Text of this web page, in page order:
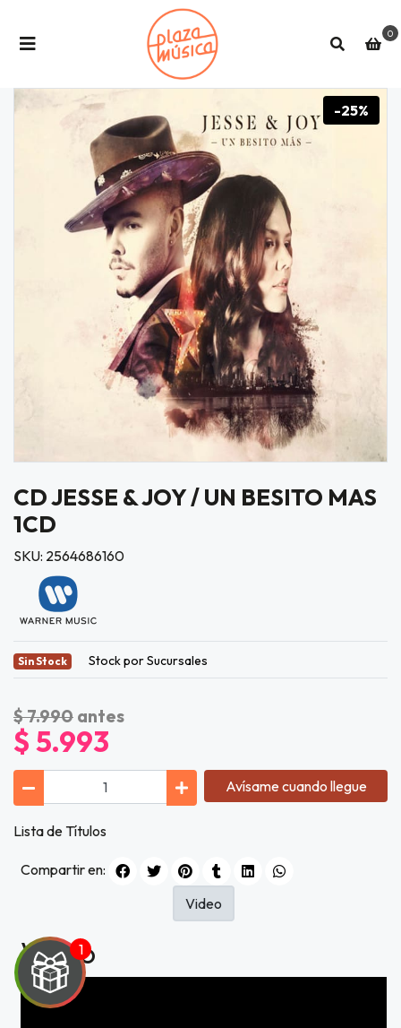
0
-25%
CD JESSE & JOY / UN BESITO MAS
1CD
SKU: 2564686160
Sin Stock Stock por Sucursales
$ 7.990 antes
$ 5.993
Avísame cuando llegue
Lista de Títulos
Compartir en:
Video
Video